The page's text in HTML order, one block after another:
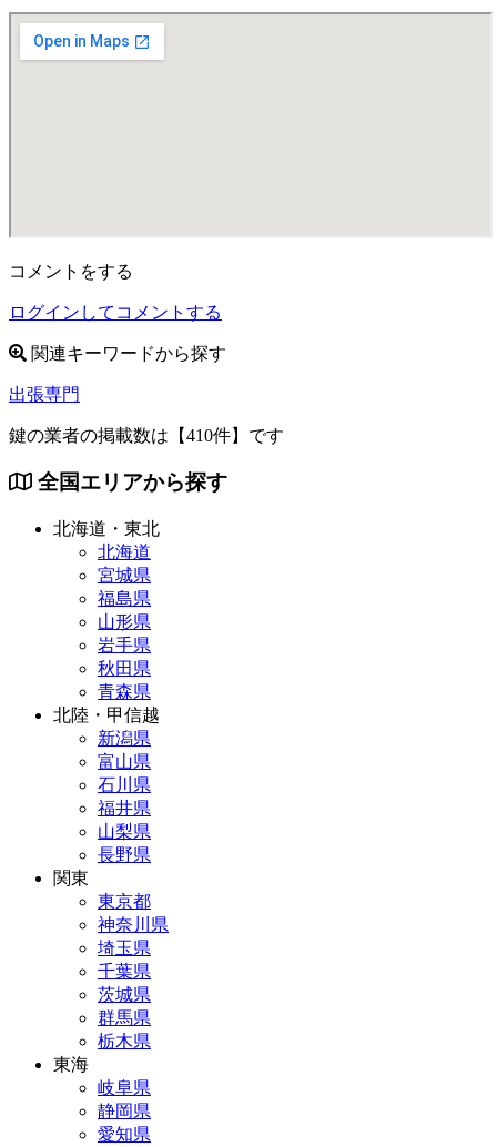
コメントをする
ログインしてコメントする
関連キーワードから探す
出張専門
鍵の業者の掲載数は 【410件】 です
全国エリアから探す
北海道・東北
北海道
宮城県
福島県
山形県
岩手県
秋田県
青森県
北陸・甲信越
新潟県
富山県
石川県
福井県
山梨県
長野県
関東
東京都
神奈川県
埼玉県
千葉県
茨城県
群馬県
栃木県
東海
岐阜県
静岡県
愛知県